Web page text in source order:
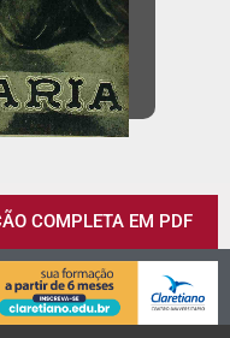
COMPLETA EM PDF